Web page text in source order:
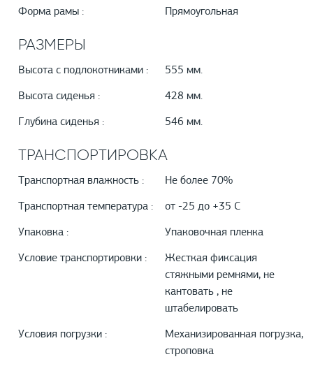
Форма рамы : Прямоугольная
РАЗМЕРЫ
Высота с подлокотниками : 555 мм.
Высота сиденья : 428 мм.
Глубина сиденья : 546 мм.
ТРАНСПОРТИРОВКА
Транспортная влажность : Не более 70%
Транспортная температура : от -25 до +35 С
Упаковка : Упаковочная пленка
Условие транспортировки :
Жесткая фиксация
стяжными ремнями, не
кантовать , не
штабелировать
Условия погрузки :
Механизированная погрузка,
строповка